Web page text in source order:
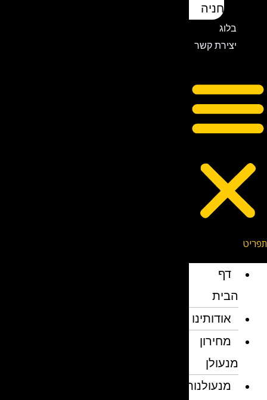
חניה
יצירת קשר
דף
הבית
אודותינו
מחירון
מנעולן
מנעולנות